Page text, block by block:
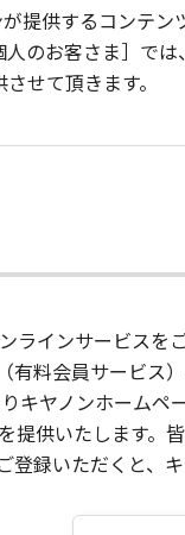
提供するコンテン
のお客さま］で
せて頂きます。
ラインサービス
有料会員サービス
キヤノンホーム
提供いたします。
登録いただくと、